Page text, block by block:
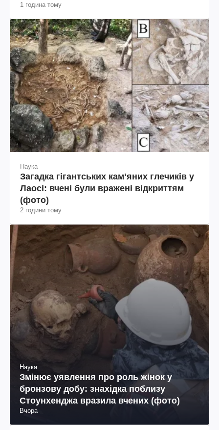
1 година тому
Наука
Загадка гігантських камʼяних глечиків у
Лаосі: вчені були вражені відкриттям
(фото)
2 години тому
Наука
Змінює уявлення про роль жінок у
бронзову добу: знахідка поблизу
Стоунхенджа вразила вчених (фото)
Вчора